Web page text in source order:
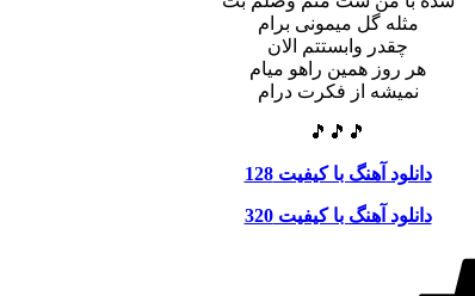
مثله گل میمونی برام
چقدر وابستتم الان
هر روز همین راهو میام
نمیشه از فکرت درام
🎵🎵🎵
دانلود آهنگ با کیفیت 128
دانلود آهنگ با کیفیت 320